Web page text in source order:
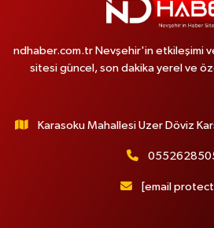
ndhaber.com.tr Nevşehir'in etkileşimi
sitesi güncel, son dakika yerel ve
Karasoku Mahallesi Uzer Döviz
[email